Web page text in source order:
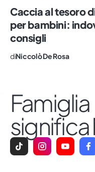
Caccia al tesoro
per bambini:
consigli
diNiccolò De Rosa
Famiglia
significa